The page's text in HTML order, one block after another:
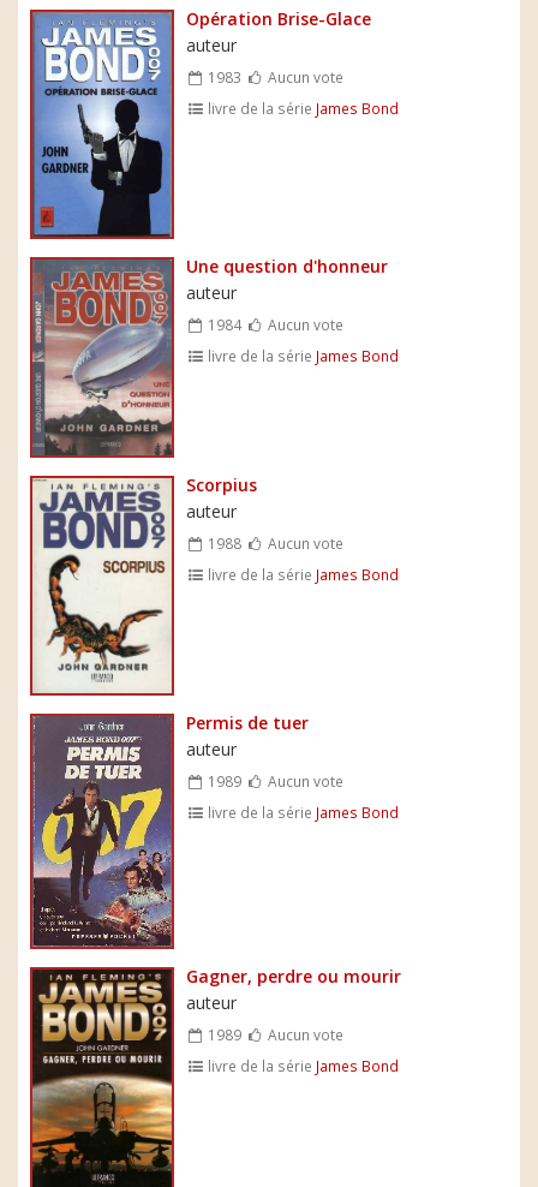
Opération Brise-Glace
auteur
1983
Aucun vote
livre de la série James Bond
Une question d'honneur
auteur
1984
Aucun vote
livre de la série James Bond
Scorpius
auteur
1988
Aucun vote
livre de la série James Bond
Permis de tuer
auteur
1989
Aucun vote
livre de la série James Bond
Gagner, perdre ou mourir
auteur
1989
Aucun vote
livre de la série James Bond